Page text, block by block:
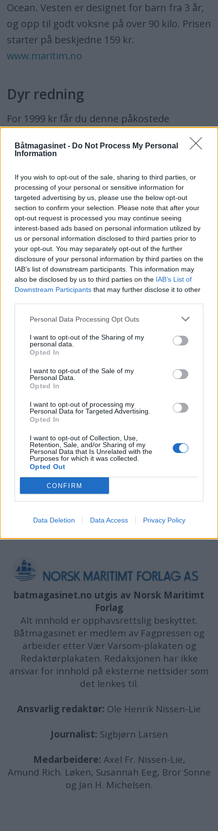
Båtmagasinet - Do Not Process My Personal
Information
If you wish to opt-out of the sale, sharing to third parties, or
processing of your personal or sensitive information for
targeted advertising by us, please use the below opt-out
section to confirm your selection. Please note that after your
opt-out request is processed you may continue seeing
interest-based ads based on personal information utilized by
us or personal information disclosed to third parties prior to
your opt-out. You may separately opt-out of the further
disclosure of your personal information by third parties on the
IAB’s list of downstream participants. This information may
also be disclosed by us to third parties on the IAB’s List of
Downstream Participants that may further disclose it to other
Personal Data Processing Opt Outs
I want to opt-out of the Sharing of my
personal data.
Opted In
I want to opt-out of the Sale of my
Personal Data.
Opted In
I want to opt-out of processing my
Personal Data for Targeted Advertising.
Opted In
I want to opt-out of Collection, Use,
Retention, Sale, and/or Sharing of my
Personal Data that Is Unrelated with the
Purposes for which it was collected.
Opted Out
CONFIRM
Data Deletion Data Access Privacy Policy
Ocean. Vesten er designet for barn fra 3 år,
og opp til godt voksne på over 90 kilo. Prisen
starter på beskjedne 159 kr.
www.maritim.no
Dyr redning
For 1999 kr får du denne påkostede
redningsvesten fra Sail Racing. 50 KTS Race
edition er automatisk oppblåsbar slik at den
også blåses opp manuelt. I tillegg til
gasspatron har vesten fløyte. Oppdriften er
150 N og vesten vises for første gang i
Norge under Sjøen for alle.
www.sailracing.se
Uansett om du velger billig eller dyrt,
oppfordrer vi alle til å ha vesten på under
seilas.Slår du hodet og faller over bord
hjelper det lite med redningsvest i
stuverommet.
UKATEGORISERT
ALLERBM
REDNINGSVEST
batmagasinet.no utgis av Norsk Maritimt
Forlag
Alt innhold er opphavsrettslig beskyttet.
Båtmagasinet er medlem av Fagpressen og
arbeider etter Vær Varsom-plakaten og
Redaktørplakaten. Redaksjonen har ikke
ansvar for innhold på eksterne nettsider som
det lenkes til.
Ansvarlig redaktør: Ole Henrik Nissen-Lie
Journalist: Sigbjørn Larsen
Medarbeidere: Axel Fr. Nissen-Lie,
Amund Rich. Løken, Susannah Eeg, Bror Sonne
og Jan H. Michelsen.